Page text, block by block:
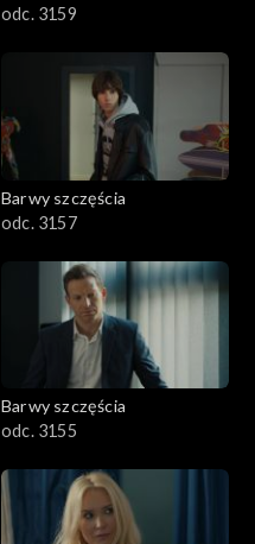
odc. 3159
Barwy szczęścia
odc. 3157
Barwy szczęścia
odc. 3155